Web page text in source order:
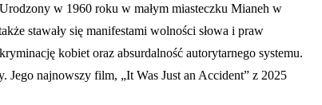
w 1960 roku w małym miasteczku Mianeh w
stawały się manifestami wolności słowa i praw
kobiet oraz absurdalność autorytarnego systemu.
najnowszy film, „It Was Just an Accident” z 2025